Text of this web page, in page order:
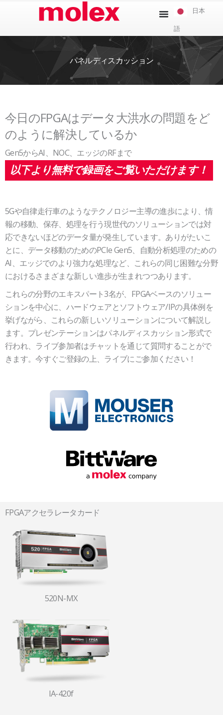
プ
日本
語
パネルディスカッション
今日のFPGAはデータ大洪水の問題をど
のように解決しているか
Gen5からAI、NOC、エッジのRFまで
以下より無料で録画をご覧いただけます！
5Gや自律走行車のようなテクノロジー主導の進歩により、情
報の移動、保存、処理を行う現世代のソリューションでは対
応できないほどのデータ量が発生しています。ありがたいこ
とに、データ移動のためのPCIe Gen5、自動分析処理のための
AI、エッジでのより強力な処理など、これらの同じ困難な分野
におけるさまざまな新しい進歩が生まれつつあります。
これらの分野のエキスパート3名が、FPGAベースのソリュー
ションを中心に、ハードウェアとソフトウェア/IPの具体例を
挙げながら、これらの新しいソリューションについて解説し
ます。プレゼンテーションはパネルディスカッション形式で
行われ、ライブ参加者はチャットを通じて質問することがで
きます。今すぐご登録の上、ライブにご参加ください！
FPGAアクセラレータカード
520N-MX
IA-420f